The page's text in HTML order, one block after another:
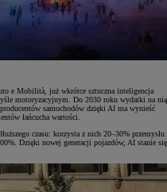
e Mobilità, już wkrótce sztuczna inteligencja
motoryzacyjnym. Do 2030 roku wydatki na nią
samochodów dzięki AI ma wynieść
łańcucha wartości.
czasu: korzysta z nich 20–30% przemysłu
Dzięki nowej generacji pojazdów, AI stanie się